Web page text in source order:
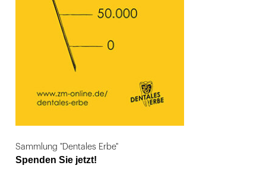
Sammlung "Dentales Erbe"
Spenden Sie jetzt!